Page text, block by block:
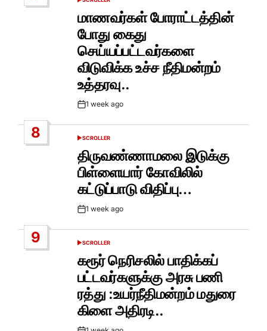
POSTED
மாணவர்கள் போராட்டத்தின்
போது கைது
செய்யப்பட்டவர்களை
விடுவிக்க உச்ச நீதிமன்றம்
உத்தரவு..
Post1 week ago
8
POSTED
SCROLLER
திருவண்ணாமலை இடுக்கு
பிள்ளையார் கோவிலில்
கட்டுப்பாடு விதிப்பு…
Post1 week ago
9
POSTED
SCROLLER
கரூர் நெரிசலில் பாதிக்கப்
பட்டவர்களுக்கு அரசு பணி
ரத்து :உயர்நீதிமன்றம் மதுரை
கிளை அதிரடி..